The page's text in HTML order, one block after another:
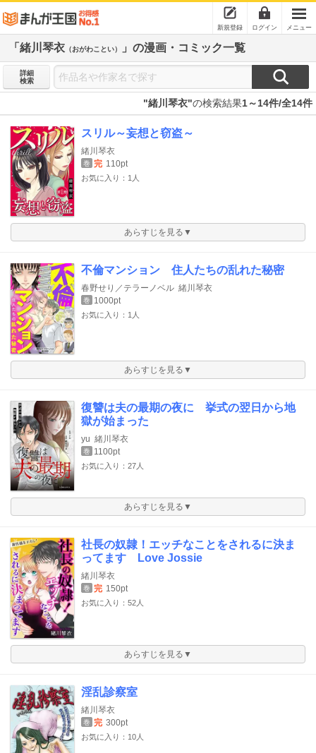
新規登録 ログイン メニュー
「緒川琴衣 （おがわことい） 」の漫画・コミック一覧
詳細
検索
"緒川琴衣"の検索結果1～14件/全14件
スリル～妄想と窃盗～
緒川琴衣
巻 完 110pt
お気に入り：1人
あらすじを見る▼
不倫マンション 住人たちの乱れた秘密
春野せり／テラーノベル 緒川琴衣
巻 1000pt
お気に入り：1人
あらすじを見る▼
復讐は夫の最期の夜に 挙式の翌日から地
獄が始まった
yu 緒川琴衣
巻 1100pt
お気に入り：27人
あらすじを見る▼
社長の奴隷！エッチなことをされるに決ま
ってます Love Jossie
緒川琴衣
巻 完 150pt
お気に入り：52人
あらすじを見る▼
淫乱診察室
緒川琴衣
巻 完 300pt
お気に入り：10人